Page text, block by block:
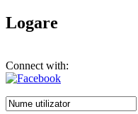
Logare
Connect with: